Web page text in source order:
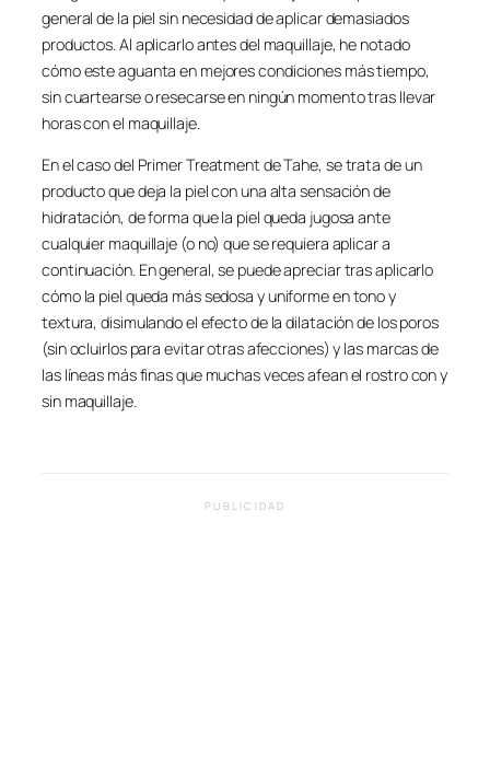
general de la piel sin necesidad de aplicar demasiados
productos. Al aplicarlo antes del maquillaje, he notado
cómo este aguanta en mejores condiciones más tiempo,
sin cuartearse o resecarse en ningún momento tras llevar
horas con el maquillaje.
En el caso del Primer Treatment de Tahe, se trata de un
producto que deja la piel con una alta sensación de
hidratación, de forma que la piel queda jugosa ante
cualquier maquillaje (o no) que se requiera aplicar a
continuación. En general, se puede apreciar tras aplicarlo
cómo la piel queda más sedosa y uniforme en tono y
textura, disimulando el efecto de la dilatación de los poros
(sin ocluirlos para evitar otras afecciones) y las marcas de
las líneas más finas que muchas veces afean el rostro con y
sin maquillaje.
PUBLICIDAD